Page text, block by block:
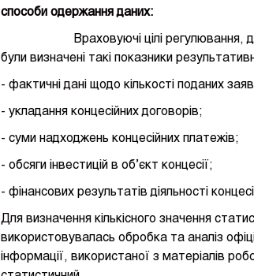
способи одержання даних:
Враховуючі цілі регулювання, для
були визначені такі показники
- фактичні дані щодо кількості поданих
- укладання концесійних договорів;
- суми надходжень концесійних платежів;
- обсяги інвестицій в об’єкт концесії;
- фінансових результатів діяльності
Для визначення кількісного значення
використовувалась обробка та аналіз
інформації, використаної з матеріалів